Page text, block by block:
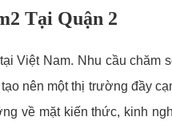
Tại Quận 2
Việt Nam. Nhu cầu chăm
nên một thị trường đầy
về mặt kiến thức, kinh